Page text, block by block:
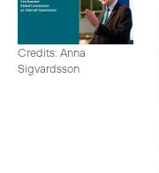
Credits: Anna
Sigvardsson